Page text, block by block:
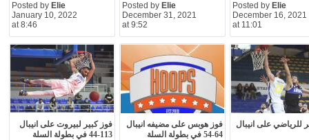
Posted by Elie
January 10, 2022
at 8:46
Posted by Elie
December 31, 2021
at 9:52
Posted by Elie
December 16, 2021
at 11:01
فوز كبير لبيروت على انيبال
113-44 في بطولة السلة
فوز هوبس على مضيفه انيبال
64-54 في بطولة السلة
للرياضي على انيبال